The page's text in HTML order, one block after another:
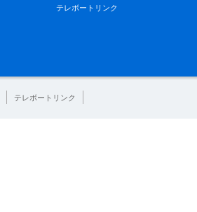
テレボートリンク
テレボートリンク